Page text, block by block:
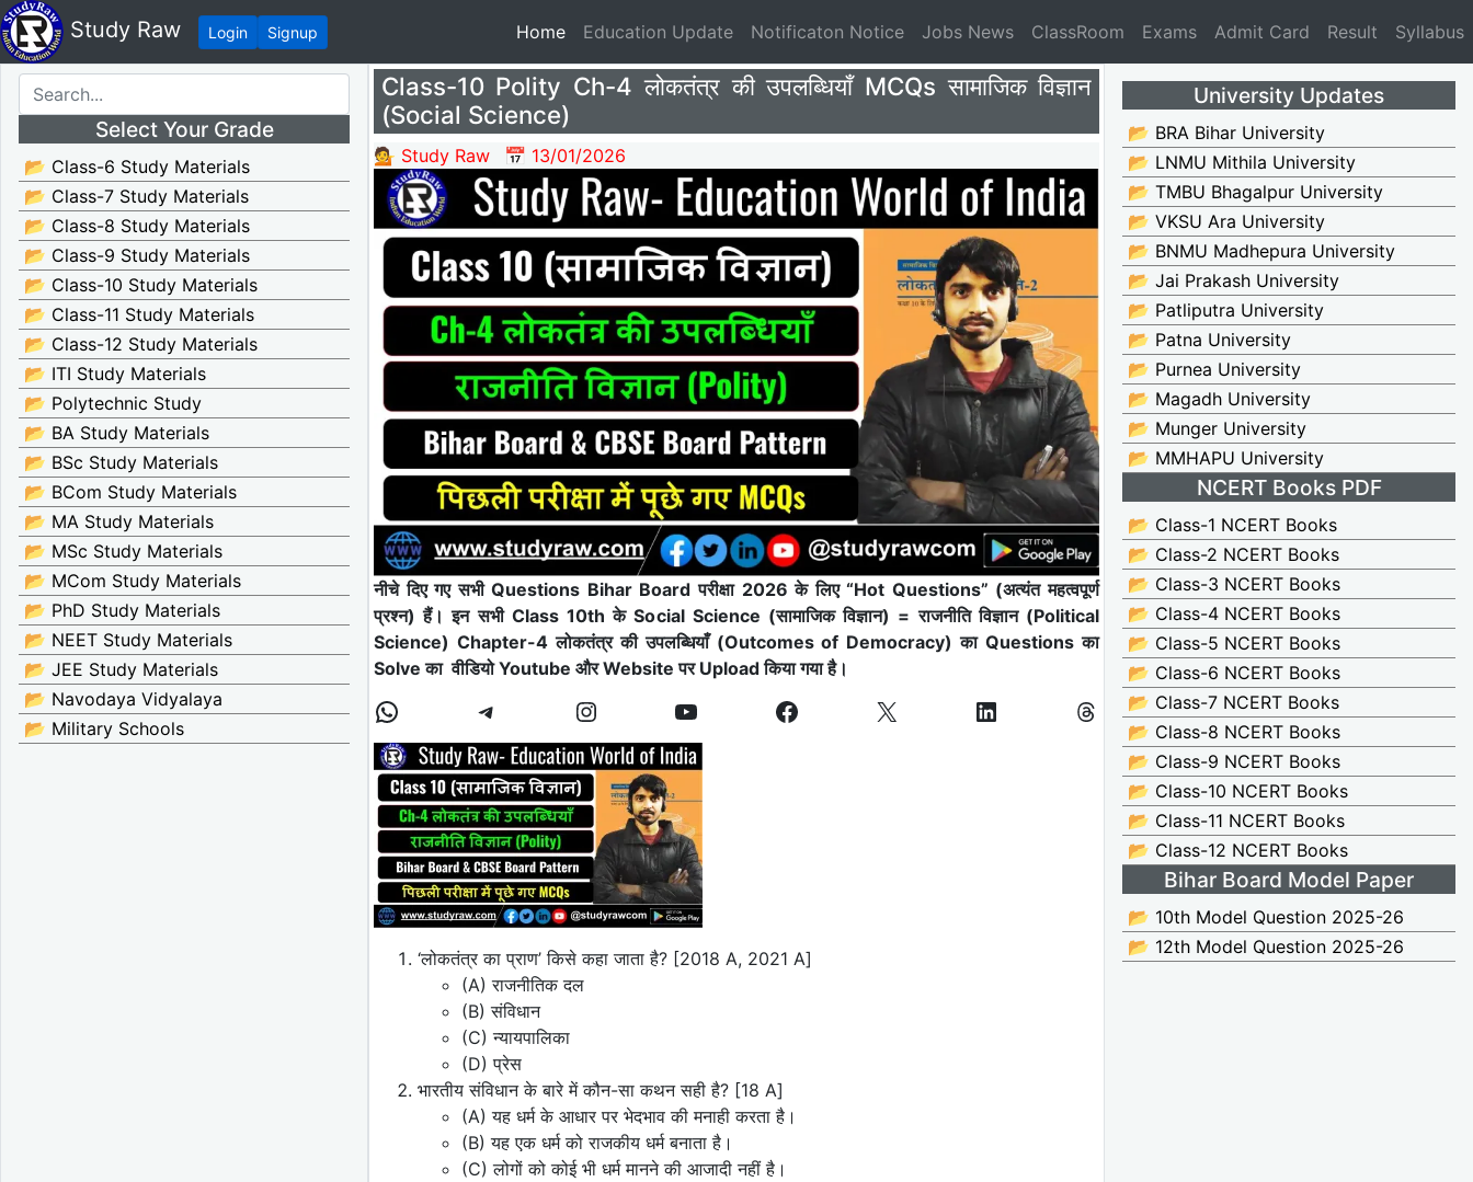
Study Raw Login Signup Home(current)
Education Update Notificaton Notice Jobs News ClassRoom Exams Admit Card Result Syllabus
Select Your Grade
📂 Class-6 Study Materials
📂 Class-7 Study Materials
📂 Class-8 Study Materials
📂 Class-9 Study Materials
📂 Class-10 Study Materials
📂 Class-11 Study Materials
📂 Class-12 Study Materials
📂 ITI Study Materials
📂 Polytechnic Study
📂 BA Study Materials
📂 BSc Study Materials
📂 BCom Study Materials
📂 MA Study Materials
📂 MSc Study Materials
📂 MCom Study Materials
📂 PhD Study Materials
📂 NEET Study Materials
📂 JEE Study Materials
📂 Navodaya Vidyalaya
📂 Military Schools
Class-10 Polity Ch-4 लोकतंत्र की उपलब्धियाँ MCQs सामाजिक विज्ञान
(Social Science)
💁 Study Raw 📅 13/01/2026
नीचे दिए गए सभी Questions Bihar Board परीक्षा 2026 के लिए “Hot Questions” (अत्यंत महत्वपूर्ण
प्रश्न) हैं। इन सभी Class 10th के Social Science (सामाजिक विज्ञान) = राजनीति विज्ञान (Political
Science) Chapter-4लोकतंत्र की उपलब्धियाँ (Outcomes of Democracy) काQuestions का
Solve का वीडियो Youtube और Website पर Upload किया गया है।
‘लोकतंत्र का प्राण’ किसे कहा जाता है? [2018 A, 2021 A]
(A) राजनीतिक दल
(B) संविधान
(C) न्यायपालिका
(D) प्रेस
भारतीय संविधान के बारे में कौन-सा कथन सही है? [18 A]
(A) यह धर्म के आधार पर भेदभाव की मनाही करता है।
(B) यह एक धर्म को राजकीय धर्म बनाता है।
(C) लोगों को कोई भी धर्म मानने की आजादी नहीं है।
University Updates
📂 BRA Bihar University
📂 LNMU Mithila University
📂 TMBU Bhagalpur University
📂 VKSU Ara University
📂 BNMU Madhepura University
📂 Jai Prakash University
📂 Patliputra University
📂 Patna University
📂 Purnea University
📂 Magadh University
📂 Munger University
📂 MMHAPU University
NCERT Books PDF
📂 Class-1 NCERT Books
📂 Class-2 NCERT Books
📂 Class-3 NCERT Books
📂 Class-4 NCERT Books
📂 Class-5 NCERT Books
📂 Class-6 NCERT Books
📂 Class-7 NCERT Books
📂 Class-8 NCERT Books
📂 Class-9 NCERT Books
📂 Class-10 NCERT Books
📂 Class-11 NCERT Books
📂 Class-12 NCERT Books
Bihar Board Model Paper
📂 10th Model Question 2025-26
📂 12th Model Question 2025-26